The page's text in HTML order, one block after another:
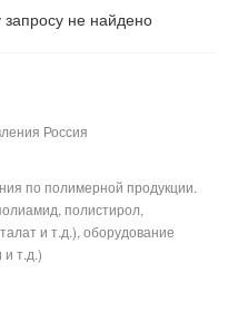
Сбросить фильтр
не найдено
Россия
по полимерной продукции.
полистирол,
и т.д.), оборудование
т.д.)